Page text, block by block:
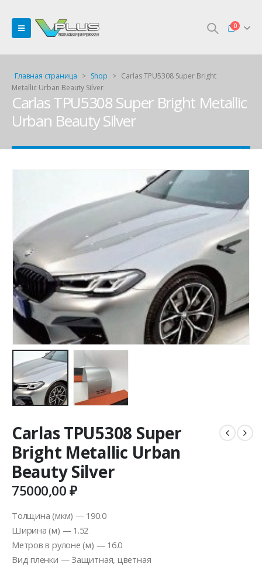
0
Главная страница > Shop > Carlas TPU5308 Super Bright
Metallic Urban Beauty Silver
Carlas TPU5308 Super Bright Metallic
Urban Beauty Silver
Carlas TPU5308 Super
Bright Metallic Urban
Beauty Silver
75000,00₽
Толщина (мкм) — 190.0
Ширина (м) — 1.52
Метров в рулоне (м) — 16.0
Вид пленки — Защитная, цветная